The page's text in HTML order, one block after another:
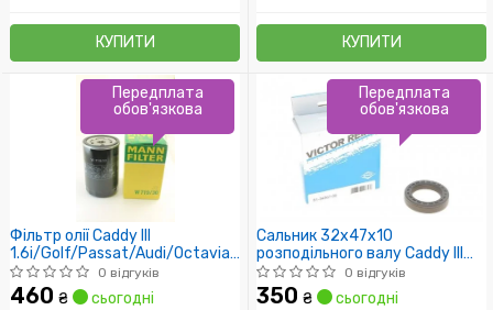
КУПИТИ КУПИТИ
Фільтр олії Caddy III
1.6i/Golf/Passat/Audi/Octavia
(бензин
0 відгуків
460 ₴ сьогодні
Передплата
обов'язкова
Сальник 32x47x10
розподільного валу Caddy III
1.6i/1.9/2.0 TDI/SDI 04-
(тефлон)
0 відгуків
350 ₴ сьогодні
Передплата
обов'язкова